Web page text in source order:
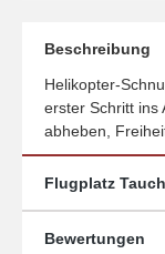
Beschreibung
Helikopter-
erster Schritt ins
abheben,
Flugplatz
Bewertungen